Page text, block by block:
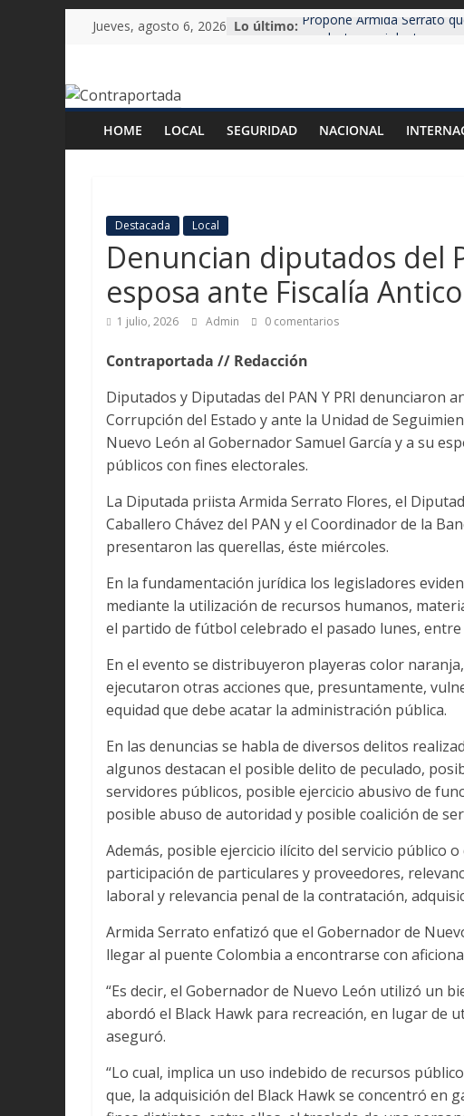
SaltarJueves, agosto 6, 2026 Lo último: Propone Armida Serrato
Nuevo León
Reconstruyen puente-
Guadalupe
candidato del PAN
Contraportada
Revista
oportuna
HOME LOCAL SEGURIDAD NACIONAL
Destacada Local
Denuncian diputados del
esposa ante Fiscalía
1 julio, 2026 Admin 0 comentarios
Contraportada // Redacción
Diputados y Diputadas del PAN Y PRI denunciaron
Corrupción del Estado y ante la Unidad de
Nuevo León al Gobernador Samuel García y a su
públicos con fines electorales.
La Diputada priista Armida Serrato Flores, el
Caballero Chávez del PAN y el Coordinador de la
presentaron las querellas, éste miércoles.
En la fundamentación jurídica los legisladores
mediante la utilización de recursos humanos,
el partido de fútbol celebrado el pasado lunes,
En el evento se distribuyeron playeras color
ejecutaron otras acciones que, presuntamente,
equidad que debe acatar la administración pública.
En las denuncias se habla de diversos delitos
algunos destacan el posible delito de peculado,
servidores públicos, posible ejercicio abusivo de
posible abuso de autoridad y posible coalición de
Además, posible ejercicio ilícito del servicio público
participación de particulares y proveedores,
laboral y relevancia penal de la contratación,
Armida Serrato enfatizó que el Gobernador de
llegar al puente Colombia a encontrarse con
“Es decir, el Gobernador de Nuevo León utilizó un
abordó el Black Hawk para recreación, en lugar de
aseguró.
“Lo cual, implica un uso indebido de recursos
que, la adquisición del Black Hawk se concentró en